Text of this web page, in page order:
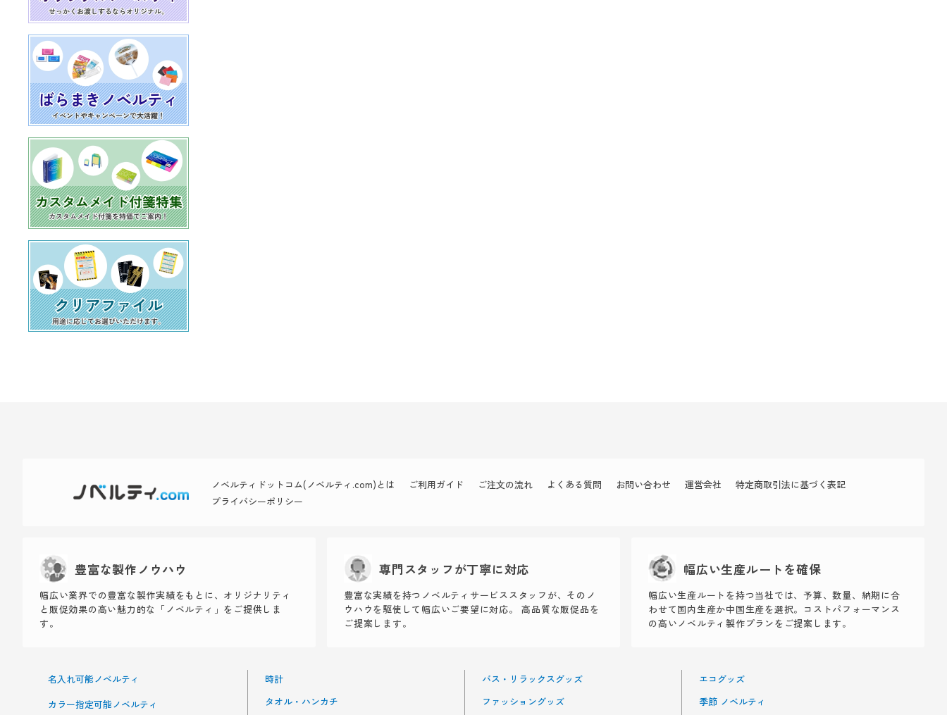
ノベルティドットコム(ノベルティ.com)とは ご利用ガイド ご注文の流れ よくある質問 お問い合わせ 運営会社
特定商取引法に基づく表記
プライバシーポリシー
豊富な製作ノウハウ
幅広い業界での豊富な製作実績をもとに、オリジナリティ
と販促効果の高い魅力的な「ノベルティ」をご提供しま
す。
専門スタッフが丁寧に対応
豊富な実績を持つノベルティサービススタッフが、そのノ
ウハウを駆使して幅広いご要望に対応。 高品質な販促品を
ご提案します。
幅広い生産ルートを確保
幅広い生産ルートを持つ当社では、予算、数量、納期に合
わせて国内生産か中国生産を選択。コストパフォーマンス
の高いノベルティ製作プランをご提案します。
名入れ可能ノベルティ
カラー指定可能ノベルティ
時計
タオル・ハンカチ
バス・リラックスグッズ
ファッショングッズ
エコグッズ
季節 ノベルティ